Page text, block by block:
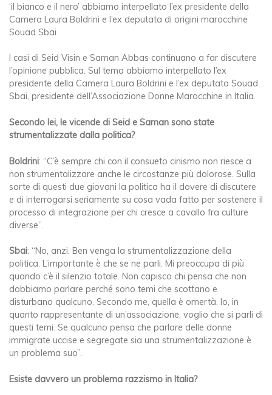
‘il bianco e il nero’ abbiamo interpellato l’ex presidente della
Camera Laura Boldrini e l’ex deputata di origini marocchine
Souad Sbai
I casi di Seid Visin e Saman Abbas continuano a far discutere
l’opinione pubblica. Sul tema abbiamo interpellato l’ex
presidente della Camera Laura Boldrini e l’ex deputata Souad
Sbai, presidente dell’Associazione Donne Marocchine in Italia.
Secondo lei, le vicende di Seid e Saman sono state
strumentalizzate dalla politica?
Boldrini: “C’è sempre chi con il consueto cinismo non riesce a
non strumentalizzare anche le circostanze più dolorose. Sulla
sorte di questi due giovani la politica ha il dovere di discutere
e di interrogarsi seriamente su cosa vada fatto per sostenere il
processo di integrazione per chi cresce a cavallo fra culture
diverse”.
Sbai: “No, anzi. Ben venga la strumentalizzazione della
politica. L’importante è che se ne parli. Mi preoccupa di più
quando c’è il silenzio totale. Non capisco chi pensa che non
dobbiamo parlare perché sono temi che scottano e
disturbano qualcuno. Secondo me, quella è omertà. Io, in
quanto rappresentante di un’associazione, voglio che si parli di
questi temi. Se qualcuno pensa che parlare delle donne
immigrate uccise e segregate sia una strumentalizzazione è
un problema suo”.
Esiste davvero un problema razzismo in Italia?